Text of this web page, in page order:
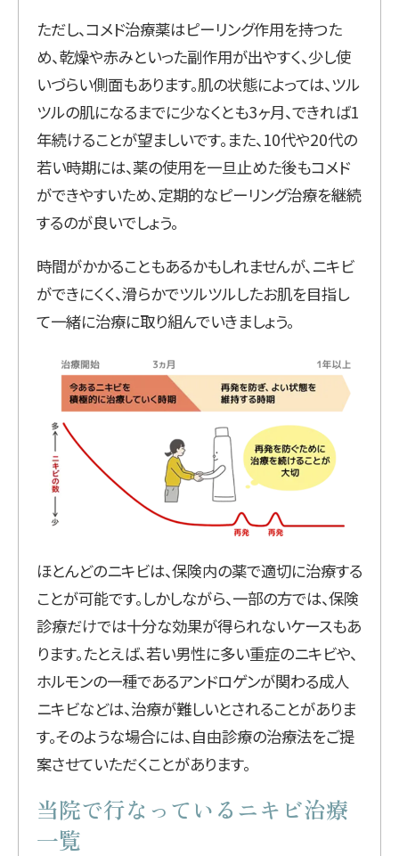
ただし、コメド治療薬はピーリング作用を持つた
め、乾燥や赤みといった副作用が出やすく、少し使
いづらい側面もあります。肌の状態によっては、ツル
ツルの肌になるまでに少なくとも3ヶ月、できれば1
年続けることが望ましいです。また、10代や20代の
若い時期には、薬の使用を一旦止めた後もコメド
ができやすいため、定期的なピーリング治療を継続
するのが良いでしょう。
時間がかかることもあるかもしれませんが、ニキビ
ができにくく、滑らかでツルツルしたお肌を目指し
て一緒に治療に取り組んでいきましょう。
ほとんどのニキビは、保険内の薬で適切に治療する
ことが可能です。しかしながら、一部の方では、保険
診療だけでは十分な効果が得られないケースもあ
ります。たとえば、若い男性に多い重症のニキビや、
ホルモンの一種であるアンドロゲンが関わる成人
ニキビなどは、治療が難しいとされることがありま
す。そのような場合には、自由診療の治療法をご提
案させていただくことがあります。
当院で行なっているニキビ治療
一覧